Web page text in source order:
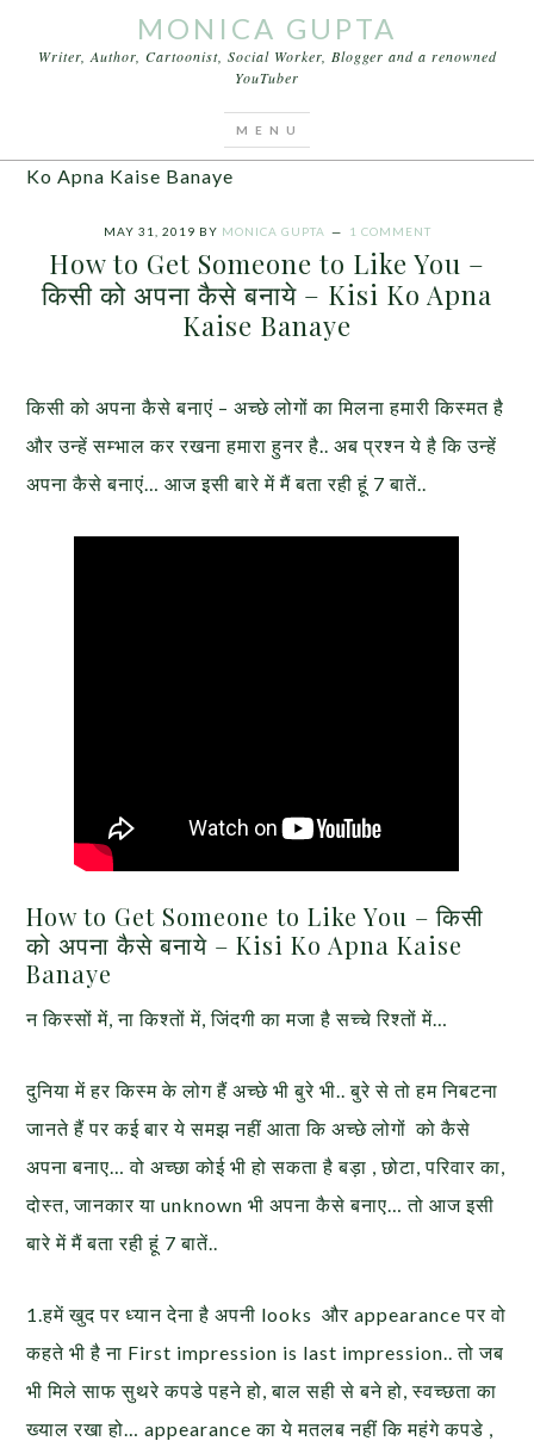
MONICA GUPTA
Writer, Author, Cartoonist, Social Worker, Blogger and a renowned
YouTuber
Someone to Like You – किसी को अपना कैसे बनाये – Kisi
Ko Apna Kaise Banaye
MAY 31, 2019 BY MONICA GUPTA 1 COMMENT
How to Get Someone to Like You –
किसी को अपना कैसे बनाये – Kisi Ko Apna
Kaise Banaye
किसी को अपना कैसे बनाएं – अच्छे लोगों का मिलना हमारी किस्मत है
और उन्हें सम्भाल कर रखना हमारा हुनर है.. अब प्रश्न ये है कि उन्हें
अपना कैसे बनाएं… आज इसी बारे में मैं बता रही हूं 7 बातें..
How to Get Someone to Like You – किसी
को अपना कैसे बनाये – Kisi Ko Apna Kaise
Banaye
न किस्सों में, ना किश्तों में, जिंदगी का मजा है सच्चे रिश्तों में…
दुनिया में हर किस्म के लोग हैं अच्छे भी बुरे भी.. बुरे से तो हम निबटना
जानते हैं पर कई बार ये समझ नहीं आता कि अच्छे लोगों को कैसे
अपना बनाए… वो अच्छा कोई भी हो सकता है बड़ा , छोटा, परिवार का,
दोस्त, जानकार या unknown भी अपना कैसे बनाए… तो आज इसी
बारे में मैं बता रही हूं 7 बातें..
1.हमें खुद पर ध्यान देना है अपनी looks और appearance पर वो
कहते भी है ना First impression is last impression.. तो जब
भी मिले साफ सुथरे कपडे पहने हो, बाल सही से बने हो, स्वच्छता का
ख्याल रखा हो… appearance का ये मतलब नहीं कि महंगे कपडे ,